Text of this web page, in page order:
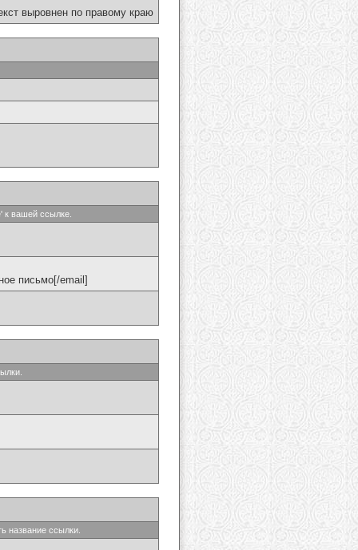
выровнен по правому краю
к вашей ссылке.
письмо[/email]
название ссылки.